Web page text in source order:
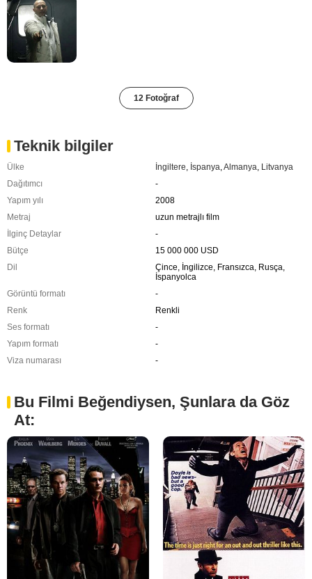
12 Fotoğraf
Teknik bilgiler
Ülke İngiltere, İspanya,Almanya, Litvanya
Dağıtımcı
-
Yapım yılı
2008
Metraj
uzun metrajlı film
İlginç Detaylar
-
Bütçe
15 000 000 USD
Dil
Çince, İngilizce, Fransızca, Rusça,
İspanyolca
Görüntü formatı
-
Renk
Renkli
Ses formatı
-
Yapım formatı
-
Viza numarası
-
Bu Filmi Beğendiysen, Şunlara da Göz
At: